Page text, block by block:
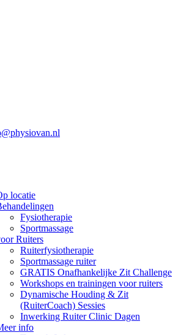
locatie
Fysiotherapie
Sportmassage
Ruiters
Ruiterfysiotherapie
Sportmassage ruiter
GRATIS Onafhankelijke Zit Challenge
Workshops en trainingen voor ruiters
Dynamische Houding & Zit
(RuiterCoach) Sessies
Inwerking Ruiter Clinic Dagen
info